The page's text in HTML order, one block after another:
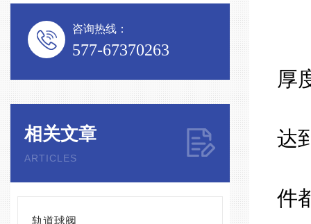
咨询热线：
577-67370263
相关文章
ARTICLES
轨道球阀
厚
达
件